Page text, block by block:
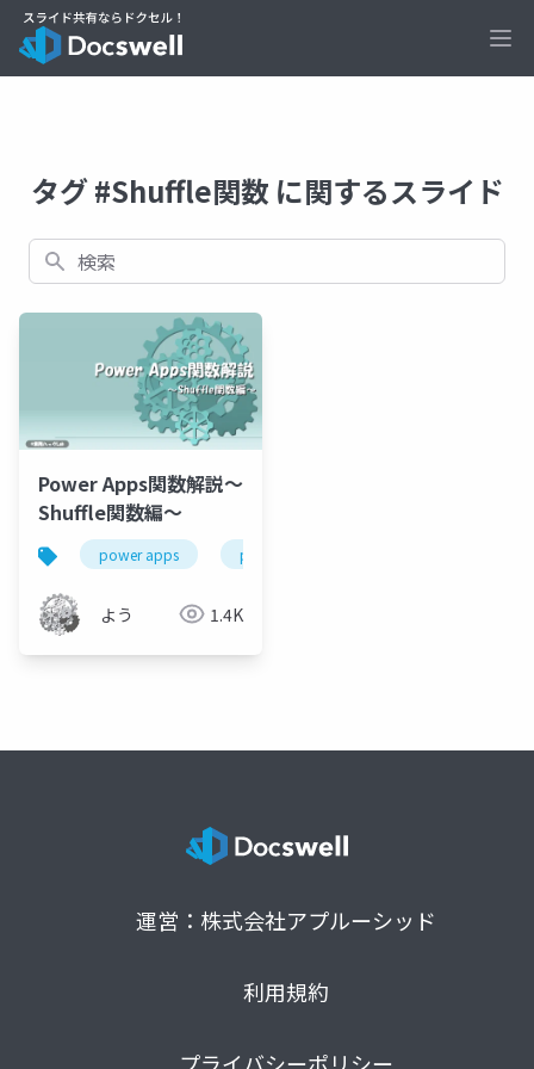
タグ #Shuffle関数 に関するスライド
検索
Power Apps関数解説～
Shuffle関数編～
power apps power app関数解説
よう 1.4K
運営：株式会社アプルーシッド
利用規約
プライバシーポリシー